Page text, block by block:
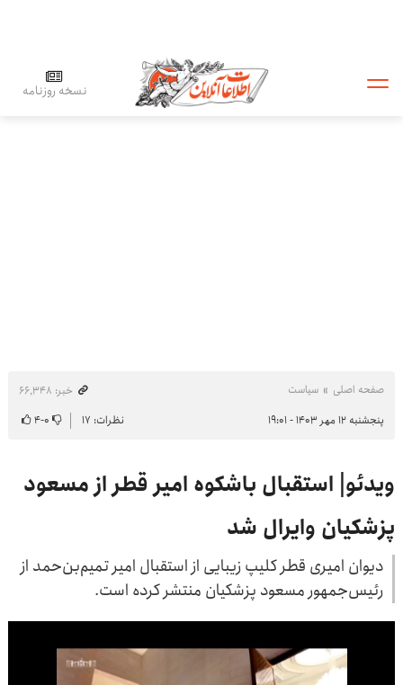
نسخه روزنامه
صفحه اصلی سیاست
خبر: ۶۶٬۳۴۸
پنجشنبه ۱۲ مهر ۱۴۰۳ - ۱۹:۰۱
نظرات: ۱۷ ۰-۴
ویدئو| استقبال باشکوه امیر قطر از مسعود
پزشکیان وایرال شد
دیوان امیری قطر کلیپ زیبایی از استقبال امیر تمیم‌بن‌حمد از
رئیس‌جمهور مسعود پزشکیان منتشر کرده است.